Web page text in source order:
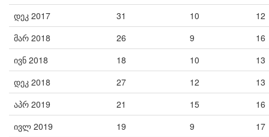
დეკ 2017
31 10
12
მარ 2018
26 9
16
ივნ 2018
18 10
13
დეკ 2018
27 12
13
აპრ 2019
21 15
16
ივლ 2019
19 9
17